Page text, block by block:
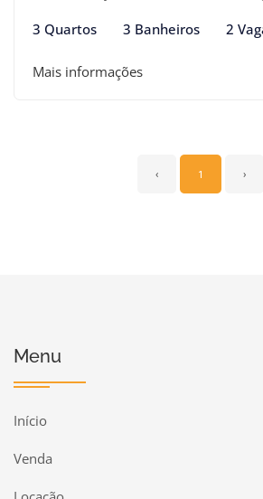
3 Quartos 3 Banheiros 2
Mais informações
‹ 1 ›
Menu
Início
Venda